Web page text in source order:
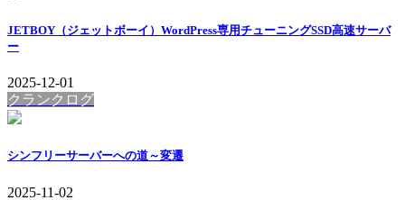
JETBOY（ジェットボーイ）WordPress専用チューニングSSD高速サーバ
ー
2025-12-01
クランクログ
シンフリーサーバーへの道～変遷
2025-11-02